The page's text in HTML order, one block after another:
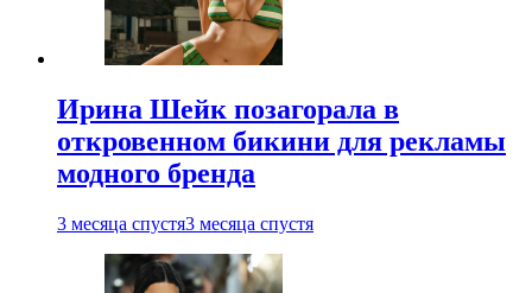
Ирина Шейк позагорала в
откровенном бикини для рекламы
модного бренда
3 месяца спустя3 месяца спустя